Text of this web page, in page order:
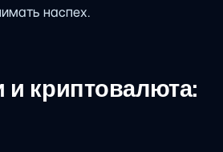
наспех.
и криптовалюта: